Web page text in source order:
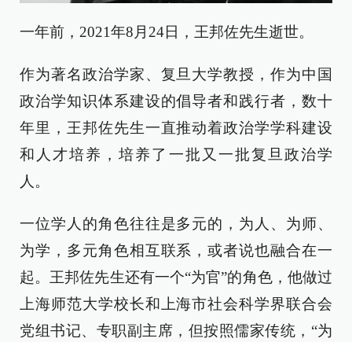
一年前，2021年8月24日，王邦佐先生逝世。
作为著名政治学家、复旦大学教授，作为中国
政治学知识体系建设的倡导者和践行者，数十
年里，王邦佐先生一直推动着政治学学科建设
和人才培养，培养了一批又一批复旦政治学
人。
一位学人的角色往往是多元的，为人、为师、
为学，多元角色相互联系，或者说也融合在一
起。王邦佐先生还有一个“为官”的角色，他做过
上海师范大学校长和上海市社会科学界联合会
党组书记、专职副主席，但按照儒家传统，“为